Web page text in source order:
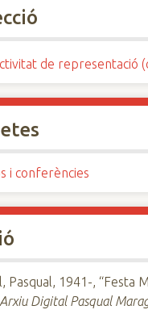
de representació
i conferències
Pasqual, 1941-, “Festa
Arxiu Digital Pasqual